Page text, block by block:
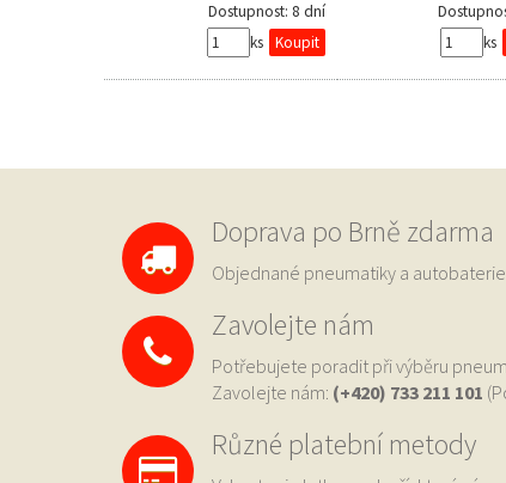
Dostupnost: 8 dní
ks
ks
Doprava po Brně zdarma
Objednané pneumatiky a
Zavolejte nám
Potřebujete poradit při výběru
Zavolejte nám: (+420) 733 211 101
Různé platební metody